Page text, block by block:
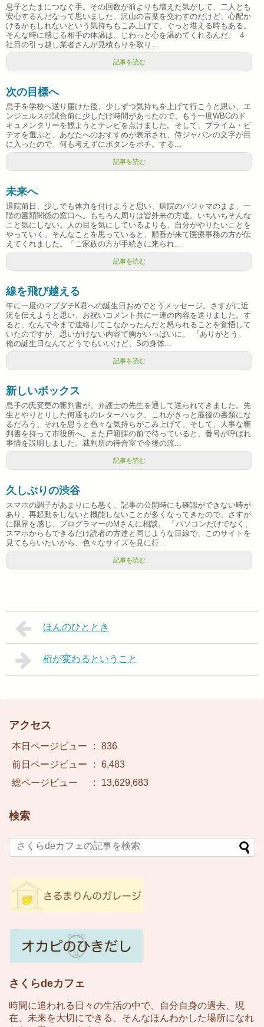
息子とたまにつなぐ手。その回数が前よりも増えた気がして、二人とも
安心するんだなって思いました。沢山の言葉を交わすのだけど、心配か
けるかもしれないという気持ちもこみ上げて、ぐっと堪える時もある。
そんな時に感じる相手の体温は、じわっと心を温めてくれるんだ。 ４
社目の引っ越し業者さんが見積もりを取り...
記事を読む
次の目標へ
息子を学校へ送り届けた後、少しずつ気持ちを上げて行こうと思い、エ
ンジェルスの試合前に少しだけ時間があったので、もう一度WBCのド
キュメンタリーを観ようとテレビを点けました。そして、プライム・ビ
デオを選ぶと、あなたへのおすすめが表示され、侍ジャパンの文字が目
に入ったので、何も考えずにボタンをポチ。する...
記事を読む
未来へ
退院前日、少しでも体力を付けようと思い、病院のパジャマのまま、一
階の書類関係の窓口へ。もちろん周りは皆外来の方達。いちいちそんな
こと気にしない。人の目を気にしているよりも、自分がやりたいことを
やっていく。そんなことを思っていると、順番が来て医療事務の方が伝
えてくれました。「ご家族の方が手続きに来られ...
記事を読む
線を飛び越える
年に一度のマブダチK君への誕生日おめでとうメッセージ。さすがに近
況を伝えようと思い、お祝いコメント共に一連の内容を送りました。す
ると、なんで今まで連絡してこなかったんだと怒られることを覚悟して
いたのですが、思いがけない内容で胸がいっぱいに。 『ありがとう。
俺の誕生日なんてどうでもいいけど、Sの身体...
記事を読む
新しいボックス
息子の氏変更の審判書が、弁護士の先生を通して送られてきました。先
生とやりとりした何通ものレターパック、これがきっと最後の書類にな
るだろう、それを思うと色々な気持ちがこみ上げて。そして、大事な審
判書を持って市役所へ。また戸籍課の前で待っていると、番号が呼ばれ
事情を説明しました。裁判所の待合室で今後の流...
記事を読む
久しぶりの渋谷
スマホの調子があまりにも悪く、記事の公開時にも確認ができない時が
あり、再起動をしないと機能しないことが多くなってきたので、さすが
に限界を感じ、プログラマーのMさんに相談。 「パソコンだけでなく、
スマホからもできるだけ読者の方達と同じような目線で、このサイトを
見てもらいたいから、色々なサイズを見に行...
記事を読む
ほんのひととき
桁が変わるということ
アクセス
本日ページビュー :
836
前日ページビュー
:
6,483
総ページビュー
: 13,629,683
検索
さくらdeカフェ
時間に追われる日々の生活の中で、自分自身の過去、現
在、未来を大切にできる、そんなほんわかした場所になれ